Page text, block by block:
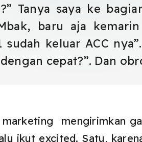
Tanya saya ke
baru aja
sudah keluar ACC
dengan cepat?”. Dan
mengirimkan
ikut excited. Satu,